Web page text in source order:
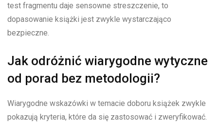
test fragmentu daje sensowne streszczenie, to
dopasowanie książki jest zwykle wystarczająco
bezpieczne.
Jak odróżnić wiarygodne wytyczne
od porad bez metodologii?
Wiarygodne wskazówki w temacie doboru książek zwykle
pokazują kryteria, które da się zastosować i zweryfikować.